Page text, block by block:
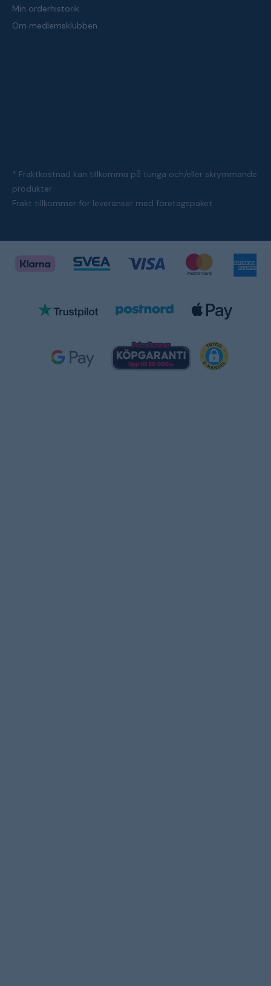
Min orderhistorik
Om medlemsklubben
* Fraktkostnad kan tillkomma på tunga och/eller skrymmande
produkter
Frakt tillkommer för leveranser med företagspaket